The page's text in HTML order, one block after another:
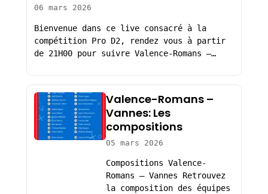
06 mars 2026
Bienvenue dans ce live consacré à la
compétition Pro D2, rendez vous à partir
de 21H00 pour suivre Valence-Romans –…
Valence-Romans –
Vannes: Les
compositions
05 mars 2026
Compositions Valence-
Romans – Vannes Retrouvez
la composition des équipes